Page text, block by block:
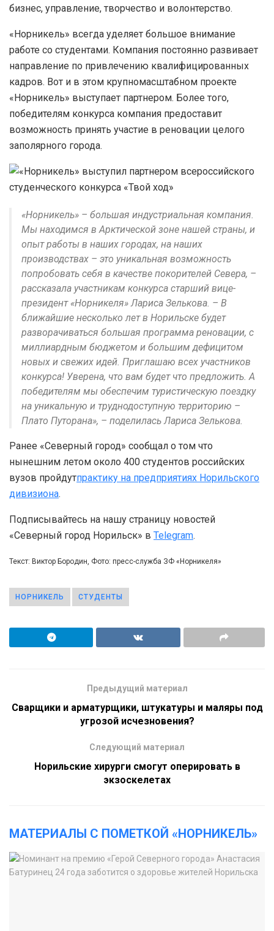
бизнес, управление, творчество и волонтерство.
«Норникель» всегда уделяет большое внимание
работе со студентами. Компания постоянно развивает
направление по привлечению квалифицированных
кадров. Вот и в этом крупномасштабном проекте
«Норникель» выступает партнером. Более того,
победителям конкурса компания предоставит
возможность принять участие в реновации целого
заполярного города.
«Норникель» – большая индустриальная компания.
Мы находимся в Арктической зоне нашей страны, и
опыт работы в наших городах, на наших
производствах – это уникальная возможность
попробовать себя в качестве покорителей Севера, –
рассказала участникам конкурса старший вице-
президент «Норникеля» Лариса Зелькова. – В
ближайшие несколько лет в Норильске будет
разворачиваться большая программа реновации, с
миллиардным бюджетом и большим дефицитом
новых и свежих идей. Приглашаю всех участников
конкурса! Уверена, что вам будет что предложить. А
победителям мы обеспечим туристическую поездку
на уникальную и труднодоступную территорию –
Плато Путорана», – поделилась Лариса Зелькова.
Ранее «Северный город» сообщал о том что
нынешним летом около 400 студентов российских
вузов пройдутпрактику на предприятиях Норильского
дивизиона.
Подписывайтесь на нашу страницу новостей
«Северный город Норильск» в Telegram.
Текст: Виктор Бородин, Фото: пресс-служба ЗФ «Норникеля»
НОРНИКЕЛЬ СТУДЕНТЫ
Предыдущий материал
Сварщики и арматурщики, штукатуры и маляры под
угрозой исчезновения?
Следующий материал
Норильские хирурги смогут оперировать в
экзоскелетах
МАТЕРИАЛЫ С ПОМЕТКОЙ «НОРНИКЕЛЬ»